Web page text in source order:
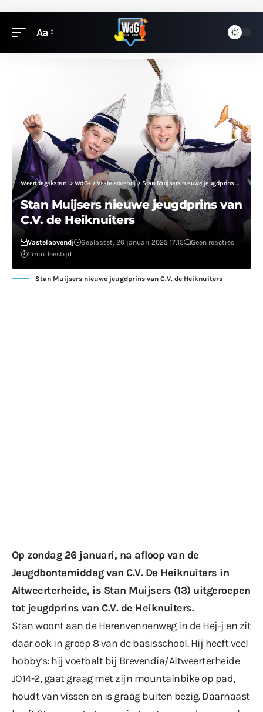
Aa
Weertdegekste.nl> WdG+> Vastelaovendj> Stan Muijsers nieuwe jeugdprins van C.V. de Heiknuiters
Stan Muijsers nieuwe jeugdprins van
C.V. de Heiknuiters
Vastelaovendj Geplaatst: 26 januari 2025 17:15
Geen reacties
1 min. leestijd
Stan Muijsers nieuwe jeugdprins van C.V. de Heiknuiters
Op zondag 26 januari, na afloop van de
Jeugdbontemiddag van C.V. De Heiknuiters in
Altweerterheide, is Stan Muijsers (13) uitgeroepen
tot jeugdprins van C.V. de Heiknuiters.
Stan woont aan de Herenvennenweg in de Hej-j en zit
daar ook in groep 8 van de basisschool. Hij heeft veel
hobby’s: hij voetbalt bij Brevendia/Altweerterheide
JO14-2, gaat graag met zijn mountainbike op pad,
houdt van vissen en is graag buiten bezig. Daarnaast